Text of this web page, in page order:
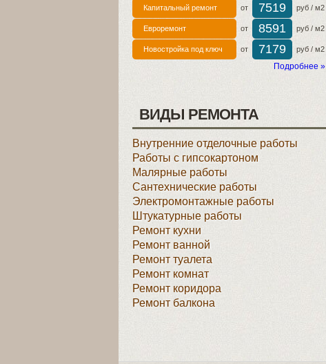
Капитальный ремонт от 7519 руб / м2
Евроремонт от 8591 руб / м2
Новостройка под ключ от 7179 руб / м2
Подробнее »
ВИДЫ РЕМОНТА
Внутренние отделочные работы
Работы с гипсокартоном
Малярные работы
Сантехнические работы
Электромонтажные работы
Штукатурные работы
Ремонт кухни
Ремонт ванной
Ремонт туалета
Ремонт комнат
Ремонт коридора
Ремонт балкона